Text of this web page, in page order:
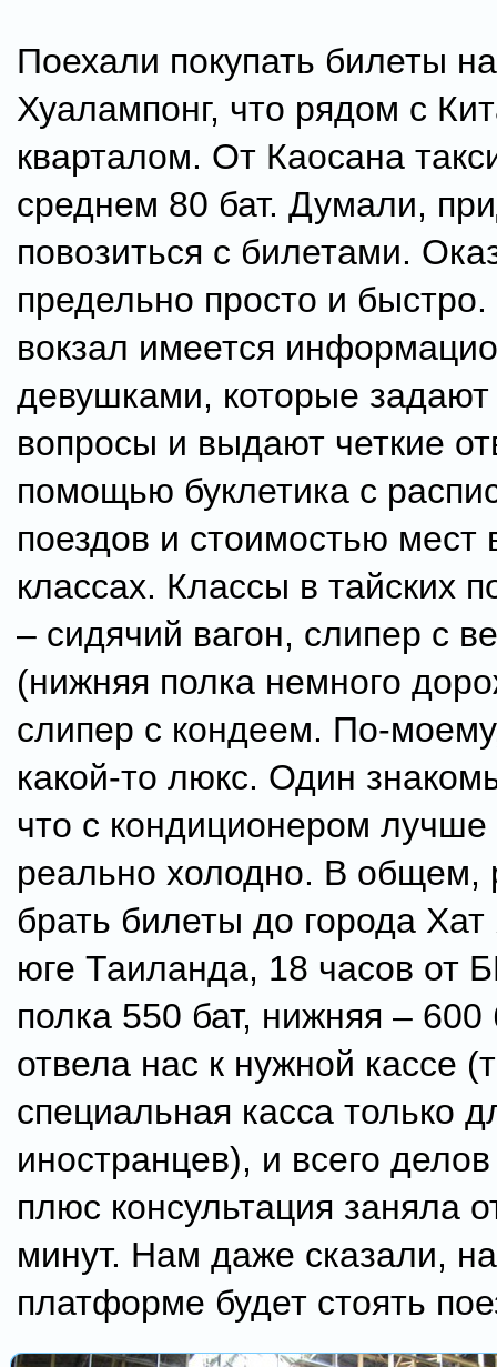
Поехали покупать билеты
Хуалампонг, что рядом с
кварталом. От Каосана
среднем 80 бат. Думали,
повозиться с билетами.
предельно просто и
вокзал имеется
девушками, которые
вопросы и выдают четкие
помощью буклетика с
поездов и стоимостью мест
классах. Классы в тайских
– сидячий вагон, слипер с
(нижняя полка немного
слипер с кондеем. По-
какой-то люкс. Один
что с кондиционером лучше
реально холодно. В общем,
брать билеты до города
юге Таиланда, 18 часов от
полка 550 бат, нижняя –
отвела нас к нужной кассе
специальная касса только
иностранцев), и всего
плюс консультация заняла
минут. Нам даже сказали,
платформе будет стоять